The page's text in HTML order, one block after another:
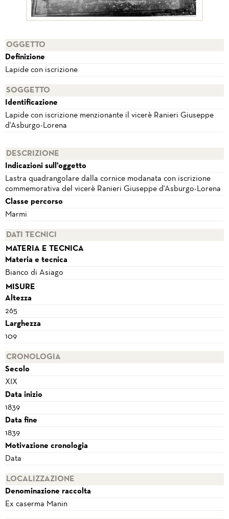
OGGETTO
Definizione
Lapide con iscrizione
SOGGETTO
Identificazione
Lapide con iscrizione menzionante il vicerè Ranieri Giuseppe
d'Asburgo-Lorena
DESCRIZIONE
Indicazioni sull'oggetto
Lastra quadrangolare dalla cornice modanata con iscrizione
commemorativa del vicerè Ranieri Giuseppe d'Asburgo-Lorena
Classe percorso
Marmi
DATI TECNICI
MATERIA E TECNICA
Materia e tecnica
Bianco di Asiago
MISURE
Altezza
265
Larghezza
109
CRONOLOGIA
Secolo
XIX
Data inizio
1839
Data fine
1839
Motivazione cronologia
Data
LOCALIZZAZIONE
Denominazione raccolta
Ex caserma Manin